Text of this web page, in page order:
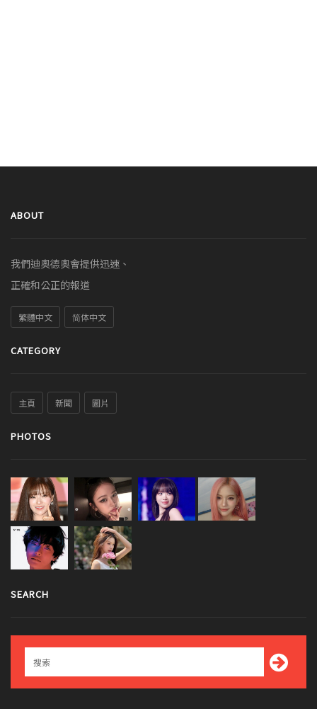
ABOUT
我們迪奧德奧會提供迅速、
正確和公正的報道
繁體中文 简体中文
CATEGORY
主頁 新聞 圖片
PHOTOS
SEARCH